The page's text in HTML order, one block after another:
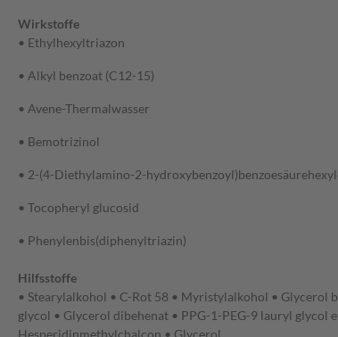
Wirkstoffe
• Ethylhexyltriazon
• Alkyl benzoat (C12-15)
• Avene-Thermalwasser
• Bemotrizinol
• 2-(4-Diethylamino-2-
• Tocopheryl glucosid
• Phenylenbis(diphenyltriazin)
Hilfsstoffe
• Stearylalkohol • C-Rot 58 • Myristylalkohol • Glycerol
glycol • Glycerol dibehenat • PPG-1-PEG-9 lauryl glycol
Hesperidinmethylchalcon • Glycerol